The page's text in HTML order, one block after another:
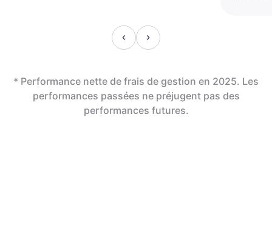
* Performance nette de frais de gestion en 2025. Les
performances passées ne préjugent pas des
performances futures.